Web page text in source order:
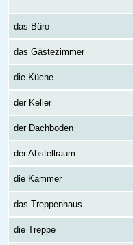
das Büro
das Gästezimmer
die Küche
der Keller
der Dachboden
der Abstellraum
die Kammer
das Treppenhaus
die Treppe